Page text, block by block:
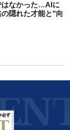
はなかった…AIに
隠れた才能と"向